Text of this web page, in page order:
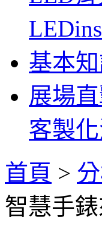
基本
展場
客製
首頁 >
智慧手